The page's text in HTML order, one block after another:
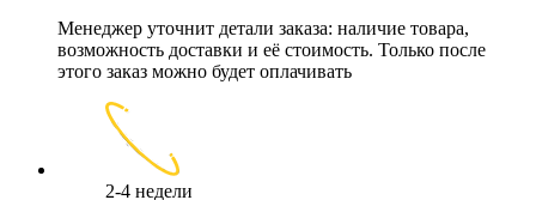
Менеджер уточнит детали заказа: наличие товара,
возможность доставки и её стоимость. Только после
этого заказ можно будет оплачивать
2-4 недели